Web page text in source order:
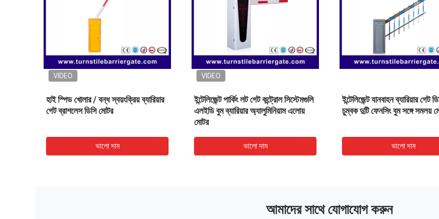
VIDEO
ট্রাফিক যানবাহন ব্যারিয়ার গেট দ্বি - অ্যাক্সেস
কন্ট্রোলের জন্য নির্দেশনা বুম হোল্ডার
ভালো দাম
VIDEO
কার্ড রিডার অ্যাক্সেস পার্কিং বাধা গেট দ্বি - দিক
বুম ধারক ডিজাইন
ভালো দাম
রিমোট কন্ট্রোল স্বয়ংক্রিয় গাড়ী পার্ক
সিস্টেম DC310V উচ্চ নিয়ন্ত্রণ
ভালো দাম
আমাদের সাথে যোগাযোগ করুন